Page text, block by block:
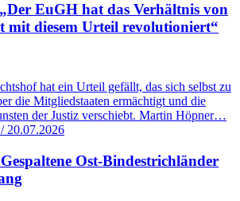
EuGH hat das Verhältnis von
mit diesem Urteil revolutioniert“
hat ein Urteil gefällt, das sich selbst zu
die Mitgliedstaaten ermächtigt und die
der Justiz verschiebt. Martin Höpner…
20.07.2026
Ost-Bindestrichländer